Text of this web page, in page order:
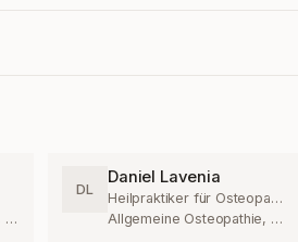
Allgemeine Osteopathie, Säuglingsosteopathie
DL
Daniel Lavenia
Heilpraktiker für Osteopathie
Allgemeine Osteopathie, Kinderosteopathie